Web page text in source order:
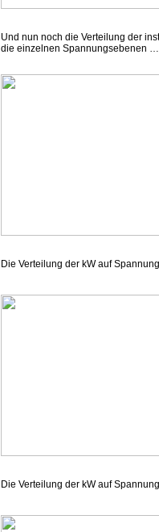
Und nun noch die Verteilung der
die einzelnen Spannungsebenen
Die Verteilung der kW auf
Die Verteilung der kW auf